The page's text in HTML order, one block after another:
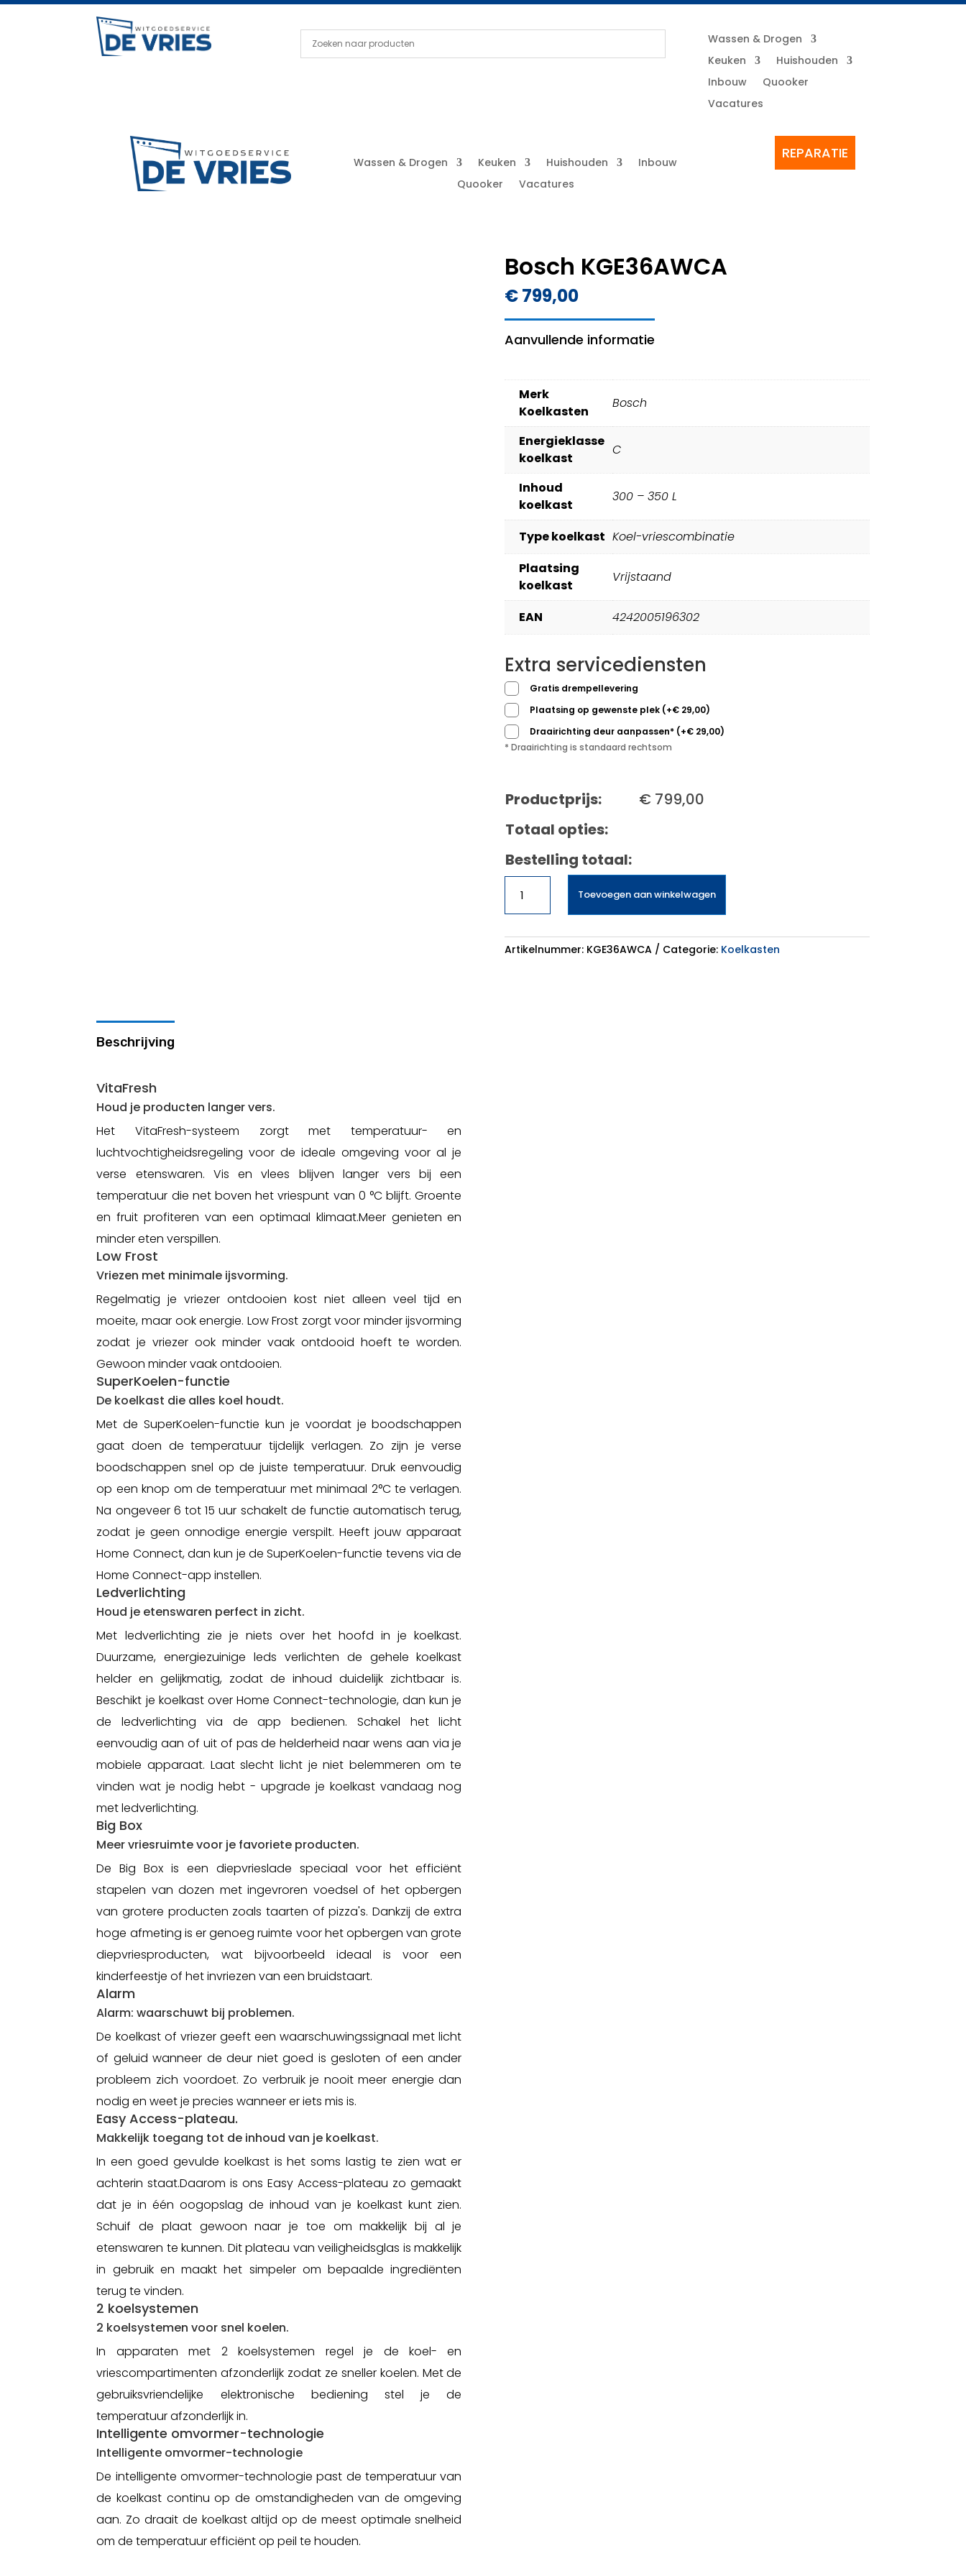
Wassen & Drogen
Keuken
Huishouden
Inbouw
Quooker
Vacatures
Wassen & Drogen Keuken Huishouden
Inbouw
Quooker
Vacatures
REPARATIE
Bosch KGE36AWCA
€799,00
Aanvullende informatie
Merk
Koelkasten
Bosch
Energieklasse
koelkast
C
Inhoud
koelkast
300 – 350 L
Type koelkast Koel-vriescombinatie
Plaatsing
koelkast
Vrijstaand
EAN 4242005196302
Extra servicediensten
Gratis drempellevering
Plaatsing op gewenste plek (+€29,00)
Draairichting deur aanpassen* (+€29,00)
* Draairichting is standaard rechtsom
Productprijs: €799,00
Totaal opties:
Bestelling totaal:
KGE36AWCA
aantal
Toevoegen aan winkelwagen
Artikelnummer: KGE36AWCA Categorie: Koelkasten
Beschrijving
VitaFresh
Houd je producten langer vers.
Het VitaFresh-systeem zorgt met temperatuur- en
luchtvochtigheidsregeling voor de ideale omgeving voor al je
verse etenswaren. Vis en vlees blijven langer vers bij een
temperatuur die net boven het vriespunt van 0 °C blijft. Groente
en fruit profiteren van een optimaal klimaat.Meer genieten en
minder eten verspillen.
Low Frost
Vriezen met minimale ijsvorming.
Regelmatig je vriezer ontdooien kost niet alleen veel tijd en
moeite, maar ook energie. Low Frost zorgt voor minder ijsvorming
zodat je vriezer ook minder vaak ontdooid hoeft te worden.
Gewoon minder vaak ontdooien.
SuperKoelen-functie
De koelkast die alles koel houdt.
Met de SuperKoelen-functie kun je voordat je boodschappen
gaat doen de temperatuur tijdelijk verlagen. Zo zijn je verse
boodschappen snel op de juiste temperatuur. Druk eenvoudig
op een knop om de temperatuur met minimaal 2°C te verlagen.
Na ongeveer 6 tot 15 uur schakelt de functie automatisch terug,
zodat je geen onnodige energie verspilt. Heeft jouw apparaat
Home Connect, dan kun je de SuperKoelen-functie tevens via de
Home Connect-app instellen.
Ledverlichting
Houd je etenswaren perfect in zicht.
Met ledverlichting zie je niets over het hoofd in je koelkast.
Duurzame, energiezuinige leds verlichten de gehele koelkast
helder en gelijkmatig, zodat de inhoud duidelijk zichtbaar is.
Beschikt je koelkast over Home Connect-technologie, dan kun je
de ledverlichting via de app bedienen. Schakel het licht
eenvoudig aan of uit of pas de helderheid naar wens aan via je
mobiele apparaat. Laat slecht licht je niet belemmeren om te
vinden wat je nodig hebt - upgrade je koelkast vandaag nog
met ledverlichting.
Big Box
Meer vriesruimte voor je favoriete producten.
De Big Box is een diepvrieslade speciaal voor het efficiënt
stapelen van dozen met ingevroren voedsel of het opbergen
van grotere producten zoals taarten of pizza's. Dankzij de extra
hoge afmeting is er genoeg ruimte voor het opbergen van grote
diepvriesproducten, wat bijvoorbeeld ideaal is voor een
kinderfeestje of het invriezen van een bruidstaart.
Alarm
Alarm: waarschuwt bij problemen.
De koelkast of vriezer geeft een waarschuwingssignaal met licht
of geluid wanneer de deur niet goed is gesloten of een ander
probleem zich voordoet. Zo verbruik je nooit meer energie dan
nodig en weet je precies wanneer er iets mis is.
Easy Access-plateau.
Makkelijk toegang tot de inhoud van je koelkast.
In een goed gevulde koelkast is het soms lastig te zien wat er
achterin staat.Daarom is ons Easy Access-plateau zo gemaakt
dat je in één oogopslag de inhoud van je koelkast kunt zien.
Schuif de plaat gewoon naar je toe om makkelijk bij al je
etenswaren te kunnen. Dit plateau van veiligheidsglas is makkelijk
in gebruik en maakt het simpeler om bepaalde ingrediënten
terug te vinden.
2 koelsystemen
2 koelsystemen voor snel koelen.
In apparaten met 2 koelsystemen regel je de koel- en
vriescompartimenten afzonderlijk zodat ze sneller koelen. Met de
gebruiksvriendelijke elektronische bediening stel je de
temperatuur afzonderlijk in.
Intelligente omvormer-technologie
Intelligente omvormer-technologie
De intelligente omvormer-technologie past de temperatuur van
de koelkast continu op de omstandigheden van de omgeving
aan. Zo draait de koelkast altijd op de meest optimale snelheid
om de temperatuur efficiënt op peil te houden.